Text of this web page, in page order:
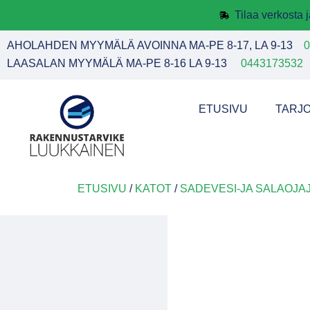
Tilaa verkosta
AHOLAHDEN MYYMÄLÄ AVOINNA MA-PE 8-17, LA 9-13
LAASALAN MYYMÄLÄ MA-PE 8-16 LA 9-13
0443173532
ETUSIVU
ETUSIVU / KATOT / SADEVESI-JA